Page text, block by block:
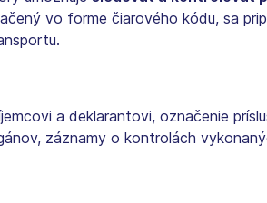
vo forme čiarového kódu, sa
a deklarantovi, označenie
záznamy o kontrolách